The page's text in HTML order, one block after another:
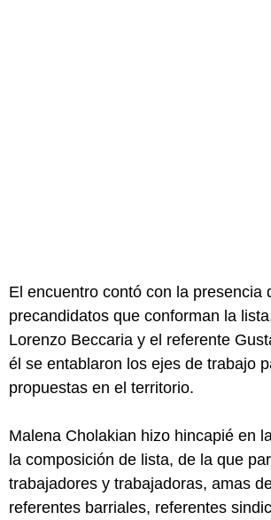
El encuentro contó con la presencia
precandidatos que conforman la
Lorenzo Beccaria y el referente
él se entablaron los ejes de trabajo
propuestas en el territorio.
Malena Cholakian hizo hincapié en
la composición de lista, de la que
trabajadores y trabajadoras, amas
referentes barriales, referentes